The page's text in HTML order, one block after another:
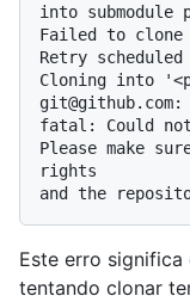
into
Failed to clone
Retry scheduled
Cloning into
fatal: Could
Please make
rights
Este erro
tentando clonar